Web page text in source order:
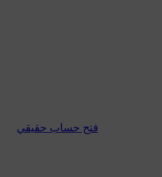
فتح حساب حقيقي